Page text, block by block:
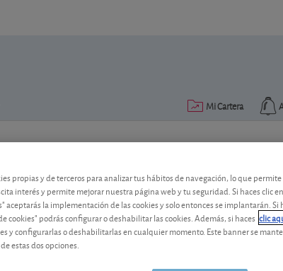
Mi Cartera
propias y de terceros para analizar tus hábitos de navegación, lo que
interés y permite mejorar nuestra página web y tu seguridad. Si haces clic
aceptarás la implementación de las cookies y solo entonces se implantarán. Si
cookies" podrás configurar o deshabilitar las cookies. Además, si haces clic
y configurarlas o deshabilitarlas en cualquier momento. Este banner se
estas dos opciones.